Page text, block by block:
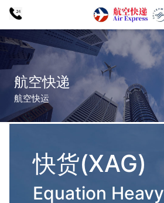
航空快递
航空快运
快货(XAG)
Equation Heavy